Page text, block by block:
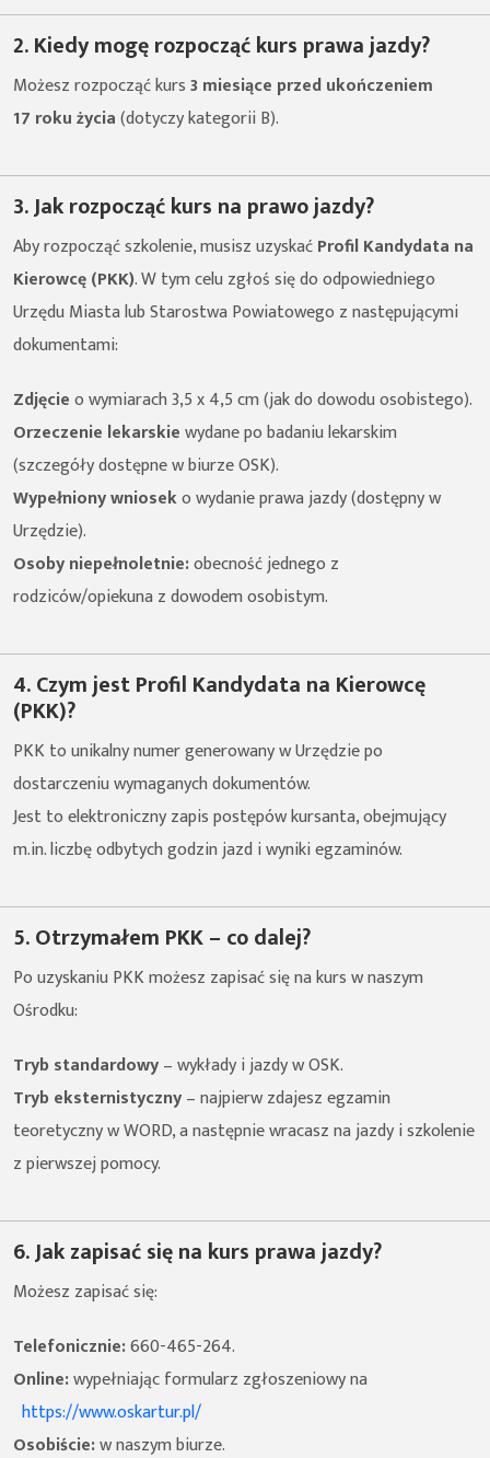
2. Kiedy mogę rozpocząć kurs prawa jazdy?
Możesz rozpocząć kurs3 miesiące przed ukończeniem
17 roku życia(dotyczy kategorii B).
3. Jak rozpocząć kurs na prawo jazdy?
Aby rozpocząć szkolenie, musisz uzyskaćProfil Kandydata na
Kierowcę (PKK). W tym celu zgłoś się do odpowiedniego
Urzędu Miasta lub Starostwa Powiatowego z następującymi
dokumentami:
Zdjęcieo wymiarach 3,5 x 4,5 cm (jak do dowodu osobistego).
Orzeczenie lekarskiewydane po badaniu lekarskim
(szczegóły dostępne w biurze OSK).
Wypełniony wnioseko wydanie prawa jazdy (dostępny w
Urzędzie).
Osoby niepełnoletnie:obecność jednego z
rodziców/opiekuna z dowodem osobistym.
4. Czym jest Profil Kandydata na Kierowcę
(PKK)?
PKK to unikalny numer generowany w Urzędzie po
dostarczeniu wymaganych dokumentów.
Jest to elektroniczny zapis postępów kursanta, obejmujący
m.in. liczbę odbytych godzin jazd i wyniki egzaminów.
5. Otrzymałem PKK – co dalej?
Po uzyskaniu PKK możesz zapisać się na kurs w naszym
Ośrodku:
Tryb standardowy– wykłady i jazdy w OSK.
Tryb eksternistyczny– najpierw zdajesz egzamin
teoretyczny w WORD, a następnie wracasz na jazdy i szkolenie
z pierwszej pomocy.
6. Jak zapisać się na kurs prawa jazdy?
Możesz zapisać się:
Telefonicznie:660-465-264.
Online:wypełniając formularz zgłoszeniowy na
https://www.oskartur.pl/
Osobiście:w naszym biurze.